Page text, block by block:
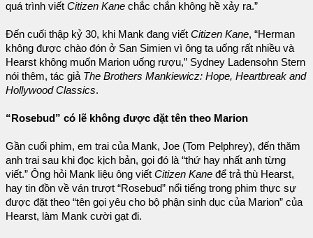
quá trình viết Citizen Kane chắc chắn không hề xảy ra.”
Đến cuối thập kỷ 30, khi Mank đang viết Citizen Kane, “Herman
không được chào đón ở San Simien vì ông ta uống rất nhiều và
Hearst không muốn Marion uống rượu,” Sydney Ladensohn Stern
nói thêm, tác giả The Brothers Mankiewicz: Hope, Heartbreak and
Hollywood Classics.
“Rosebud” có lẽ không được đặt tên theo Marion
Gần cuối phim, em trai của Mank, Joe (Tom Pelphrey), đến thăm
anh trai sau khi đọc kịch bản, gọi đó là “thứ hay nhất anh từng
viết.” Ông hỏi Mank liệu ông viết Citizen Kane để trả thù Hearst,
hay tin đồn về ván trượt “Rosebud” nổi tiếng trong phim thực sự
được đặt theo “tên gọi yêu cho bộ phận sinh dục của Marion” của
Hearst, làm Mank cười gạt đi.